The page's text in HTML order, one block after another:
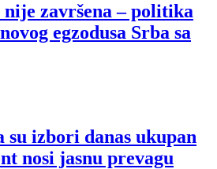
završena – politika
egzodusa Srba sa
su izbori danas ukupan
nosi jasnu prevagu